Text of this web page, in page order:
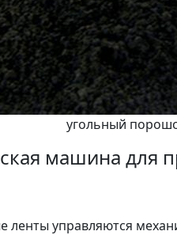
угольный
машина для
управляются